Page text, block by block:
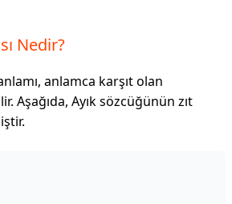
Nedir?
anlamca karşıt olan
Aşağıda, Ayık sözcüğünün zıt